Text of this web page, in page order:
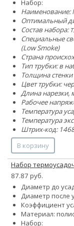
Набор:
Оптимальный
Состав набора:
Специальные
(Low Smoke)
Страна
Тип трубки: в
Толщина
Цвет трубки:
Длина нарезки,
Рабочее
Температура
Температура
Штрих-код:
В корзину
Набор
87.87 руб.
Диаметр до
Диаметр после
Коэффициент
Материал:
Набор: